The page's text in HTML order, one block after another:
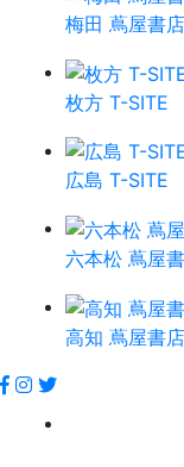
梅田 蔦屋書店
枚方 T-SITE
広島 T-SITE
六本松 蔦屋
高知 蔦屋書店